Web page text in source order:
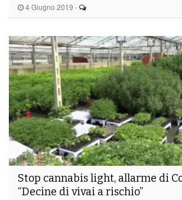
4 Giugno 2019 -
Stop cannabis light, allarme di
“Decine di vivai a rischio”